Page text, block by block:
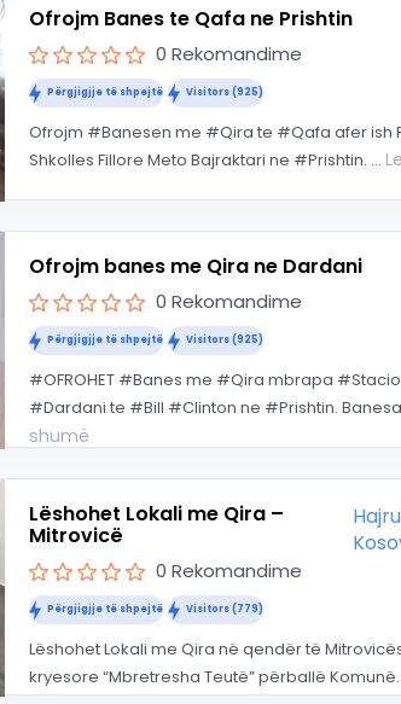
Ofrojm Banes te Qafa ne Prishtin
0 Rekomandime
Përgjigjje të shpejtë Visitors (925)
Ofrojm #Banesen me #Qira te #Qafa afer ish
Shkolles Fillore Meto Bajraktari ne #Prishtin. ...
Ofrojm banes me Qira ne Dardani
0 Rekomandime
Përgjigjje të shpejtë Visitors (925)
#OFROHET #Banes me #Qira mbrapa
#Dardani te #Bill #Clinton ne #Prishtin. Banesa
shumë
Lëshohet Lokali me Qira –
Mitrovicë
0 Rekomandime
Përgjigjje të shpejtë Visitors (779)
Lëshohet Lokali me Qira në qendër të
kryesore “Mbretresha Teutë” përballë